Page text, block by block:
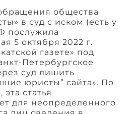
общества
в суд с иском (есть у
послужила
5 октября 2022 г.
газете» под
Петербургское
суд лишить
юристы” сайта». По
статья
для неопределенного